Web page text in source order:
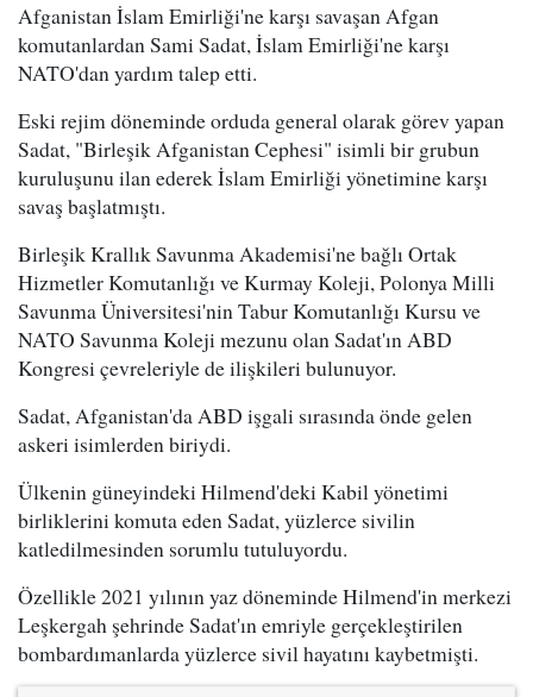
Afganistan İslam Emirliği'ne karşı savaşan Afgan
komutanlardan Sami Sadat, İslam Emirliği'ne karşı
NATO'dan yardım talep etti.
Eski rejim döneminde orduda general olarak görev yapan
Sadat, "Birleşik Afganistan Cephesi" isimli bir grubun
kuruluşunu ilan ederek İslam Emirliği yönetimine karşı
savaş başlatmıştı.
Birleşik Krallık Savunma Akademisi'ne bağlı Ortak
Hizmetler Komutanlığı ve Kurmay Koleji, Polonya Milli
Savunma Üniversitesi'nin Tabur Komutanlığı Kursu ve
NATO Savunma Koleji mezunu olan Sadat'ın ABD
Kongresi çevreleriyle de ilişkileri bulunuyor.
Sadat, Afganistan'da ABD işgali sırasında önde gelen
askeri isimlerden biriydi.
Ülkenin güneyindeki Hilmend'deki Kabil yönetimi
birliklerini komuta eden Sadat, yüzlerce sivilin
katledilmesinden sorumlu tutuluyordu.
Özellikle 2021 yılının yaz döneminde Hilmend'in merkezi
Leşkergah şehrinde Sadat'ın emriyle gerçekleştirilen
bombardımanlarda yüzlerce sivil hayatını kaybetmişti.